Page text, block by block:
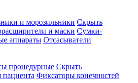
и морозильники Скрыть
и маски Сумки-
аппараты Отсасыватели
процедурные Скрыть
пациента Фиксаторы конечностей